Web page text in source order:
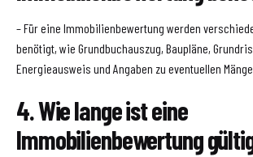
– Für eine Immobilienbewertung werden
benötigt, wie Grundbuchauszug, Baupläne,
Energieausweis und Angaben zu eventuellen
4. Wie lange ist eine
Immobilienbewertung